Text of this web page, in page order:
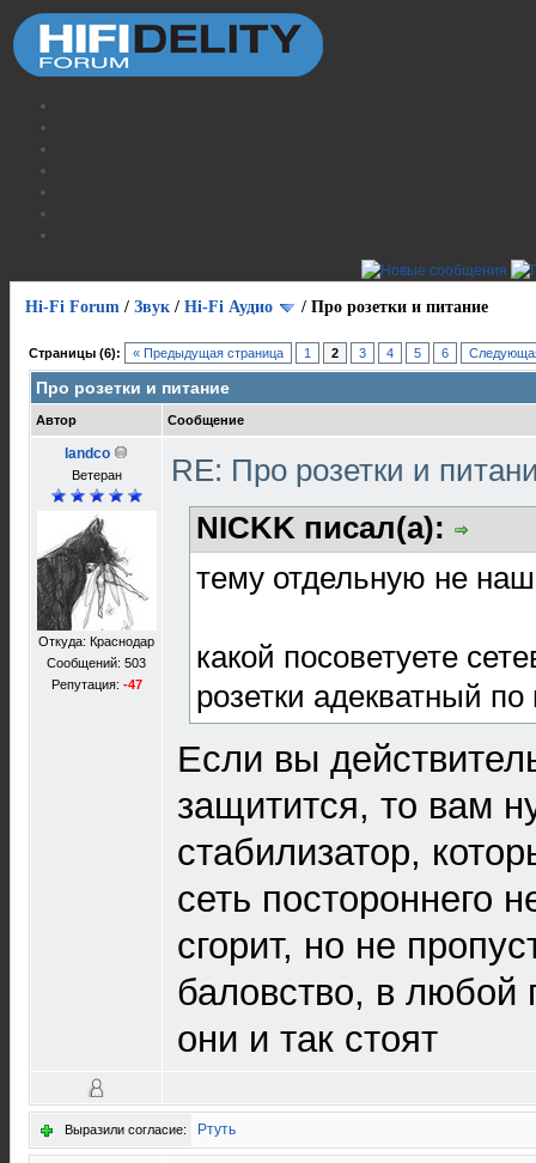
Hi-Fi Forum / Звук / Hi-Fi Аудио / Про розетки и питание
Страницы (6): « Предыдущая страница 1 2 3 4 5 6
Про розетки и питание
Автор Сообщение
landco
Ветеран
Откуда: Краснодар
Сообщений: 503
Репутация: -47
RE: Про розетки и
NICKK писал(а):
тему отдельную не
какой посоветуете
розетки адекватный по
Если вы
защитится, то вам
стабилизатор,
сеть постороннего
сгорит, но не
баловство, в любой
они и так стоят
Выразили согласие: Ртуть